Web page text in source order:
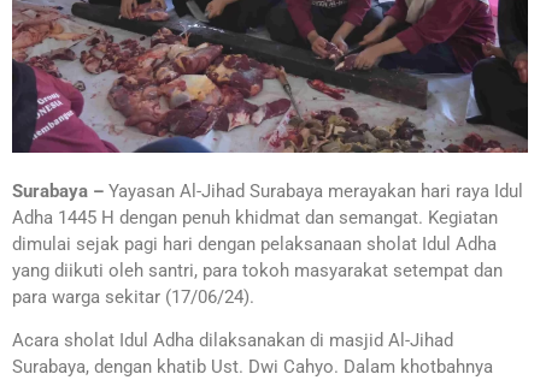
Surabaya – Yayasan Al-Jihad Surabaya merayakan hari raya Idul
Adha 1445 H dengan penuh khidmat dan semangat. Kegiatan
dimulai sejak pagi hari dengan pelaksanaan sholat Idul Adha
yang diikuti oleh santri, para tokoh masyarakat setempat dan
para warga sekitar (17/06/24).
Acara sholat Idul Adha dilaksanakan di masjid Al-Jihad
Surabaya, dengan khatib Ust. Dwi Cahyo. Dalam khotbahnya